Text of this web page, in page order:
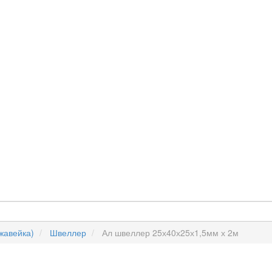
Швеллер Ал швеллер 25х40х25х1,5мм х 2м